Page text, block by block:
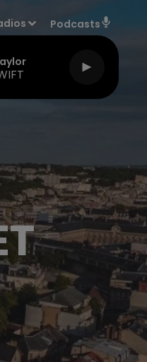
Podcasts